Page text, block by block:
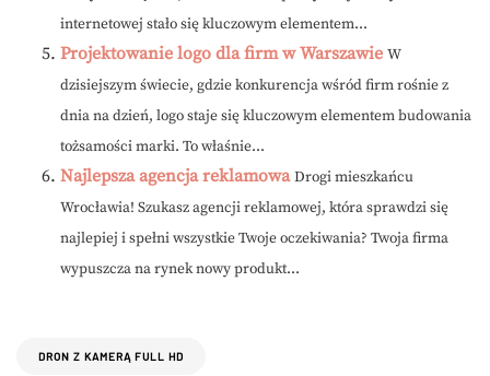
internetowej stało się kluczowym elementem...
Projektowanie logo dla firm w Warszawie W
dzisiejszym świecie, gdzie konkurencja wśród firm rośnie z
dnia na dzień, logo staje się kluczowym elementem budowania
tożsamości marki. To właśnie...
Najlepsza agencja reklamowa Drogi mieszkańcu
Wrocławia! Szukasz agencji reklamowej, która sprawdzi się
najlepiej i spełni wszystkie Twoje oczekiwania? Twoja firma
wypuszcza na rynek nowy produkt...
DRON Z KAMERĄ FULL HD